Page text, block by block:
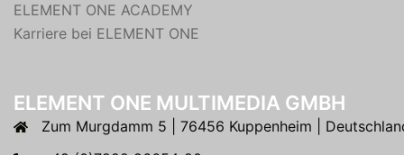
ELEMENT ONE ACADEMY
Karriere bei ELEMENT ONE
ELEMENT ONE MULTIMEDIA GMBH
Zum Murgdamm 5 | 76456 Kuppenheim |